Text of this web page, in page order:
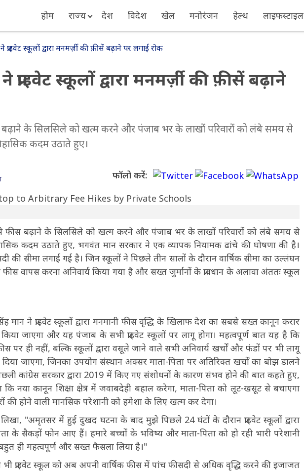
होम राज्य देश विदेश खेल मनोरंजन हेल्थ लाइफस्टाइल
स्कूलों द्वारा मनमर्ज़ी की फ़ीसें बढ़ाने पर लगाई रोक
स्कूलों द्वारा मनमर्ज़ी की फ़ीसें बढ़ाने
बढ़ाने के सिलसिले को खत्म करने और पंजाब भर के लाखों परिवारों को लंबे समय से
कदम उठाते हुए।
फॉलो करें:
ढंग से फीस बढ़ाने के सिलसिले को खत्म करने और पंजाब भर के लाखों परिवारों को लंबे समय से
कदम उठाते हुए, भगवंत मान सरकार ने एक व्यापक नियामक ढांचे की घोषणा की है।
की सीमा लगाई गई है। जिन स्कूलों ने पिछले तीन सालों के दौरान वार्षिक सीमा का उल्लंघन
वापस करना अनिवार्य किया गया है और सख्त जुर्मानों के प्रावधान के अलावा अंततः स्कूल
मान ने प्राइवेट स्कूलों द्वारा मनमानी फीस वृद्धि के खिलाफ देश का सबसे सख्त कानून करार
जाएगा और यह पंजाब के सभी प्राइवेट स्कूलों पर लागू होगा। महत्वपूर्ण बात यह है कि
पर ही नहीं, बल्कि स्कूलों द्वारा वसूले जाने वाले सभी अनिवार्य खर्चों और फंडों पर भी लागू
जाएगा, जिनका उपयोग संस्थान अक्सर माता-पिता पर अतिरिक्त खर्चों का बोझ डालने
कांग्रेस सरकार द्वारा 2019 में किए गए संशोधनों के कारण संभव होने की बात कहते हुए,
नया कानून शिक्षा क्षेत्र में जवाबदेही बहाल करेगा, माता-पिता को लूट-खसूट से बचाएगा
होने वाली मानसिक परेशानी को हमेशा के लिए खत्म कर देगा।
"अमृतसर में हुई दुखद घटना के बाद मुझे पिछले 24 घंटों के दौरान प्राइवेट स्कूलों द्वारा
के सैकड़ों फोन आए हैं। हमारे बच्चों के भविष्य और माता-पिता को हो रही भारी परेशानी
ही महत्वपूर्ण और सख्त फैसला लिया है।"
प्राइवेट स्कूल को अब अपनी वार्षिक फीस में पांच फीसदी से अधिक वृद्धि करने की इजाजत